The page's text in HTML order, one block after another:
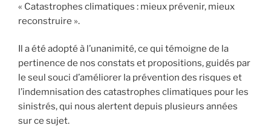
« Catastrophes climatiques : mieux prévenir, mieux
reconstruire ».
Il a été adopté à l’unanimité, ce qui témoigne de la
pertinence de nos constats et propositions, guidés par
le seul souci d’améliorer la prévention des risques et
l’indemnisation des catastrophes climatiques pour les
sinistrés, qui nous alertent depuis plusieurs années
sur ce sujet.